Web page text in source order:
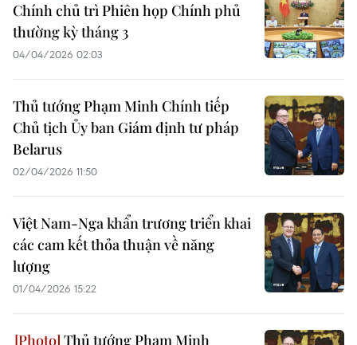
Chính chủ trì Phiên họp Chính phủ
thường kỳ tháng 3
04/04/2026 02:03
Thủ tướng Phạm Minh Chính tiếp
Chủ tịch Ủy ban Giám định tư pháp
Belarus
02/04/2026 11:50
Việt Nam-Nga khẩn trương triển khai
các cam kết thỏa thuận về năng
lượng
01/04/2026 15:22
Thủ tướng Phạm Minh